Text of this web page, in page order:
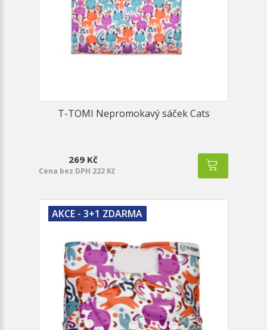
T-TOMI Nepromokavý sáček Cats
269 Kč
Cena bez DPH 222 Kč
AKCE - 3+1 ZDARMA